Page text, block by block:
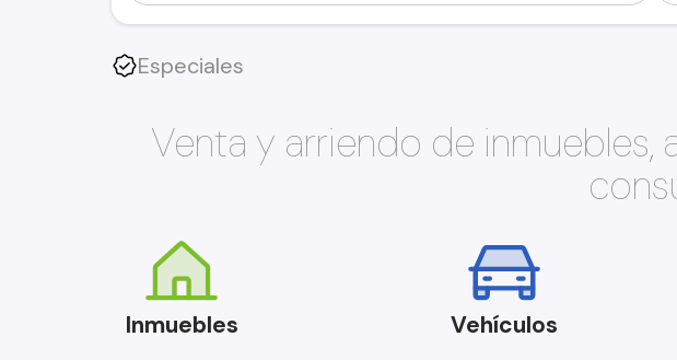
Especiales
Venta y arriendo de
Inmuebles Vehículos